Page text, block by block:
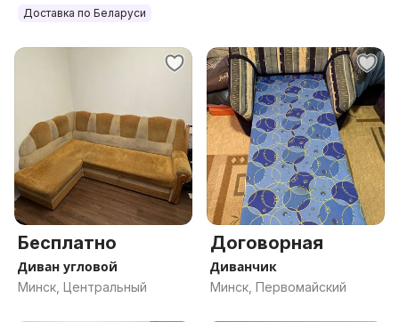
Доставка по Беларуси
Бесплатно
Диван угловой
Минск, Центральный
Договорная
Диванчик
Минск, Первомайский